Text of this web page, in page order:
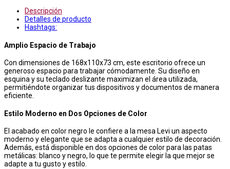
Descripción
Detalles de producto
Hashtags:
Amplio Espacio de Trabajo
Con dimensiones de 168x110x73 cm, este escritorio ofrece un
generoso espacio para trabajar cómodamente. Su diseño en
esquina y su teclado deslizante maximizan el área utilizada,
permitiéndote organizar tus dispositivos y documentos de manera
eficiente.
Estilo Moderno en Dos Opciones de Color
El acabado en color negro le confiere a la mesa Levi un aspecto
moderno y elegante que se adapta a cualquier estilo de decoración.
Además, está disponible en dos opciones de color para las patas
metálicas: blanco y negro, lo que te permite elegir la que mejor se
adapte a tu gusto y estilo.